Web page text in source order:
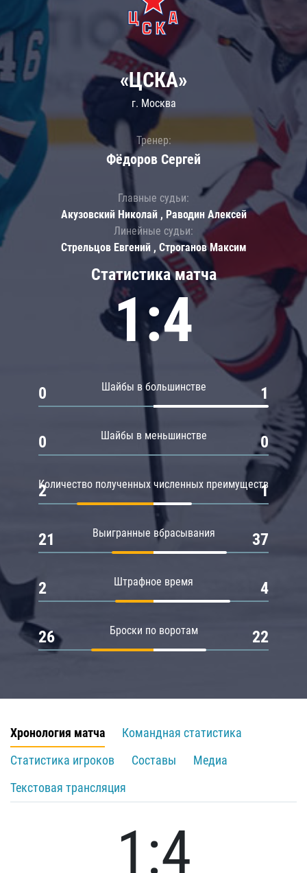
Статистика матча
1:4
Шайбы в большинстве
0 1
Шайбы в меньшинстве
0 0
Количество полученных численных преимуществ
2 1
Выигранные вбрасывания
21 37
Штрафное время
2 4
Броски по воротам
26 22
«ЦСКА»
г. Москва
Тренер:
Фёдоров Сергей
Главные судьи:
Акузовский Николай , Раводин Алексей
Линейные судьи:
Стрельцов Евгений , Строганов Максим
Хронология матча
Командная статистика
Статистика игроков
Составы
Медиа
Текстовая трансляция
1:4